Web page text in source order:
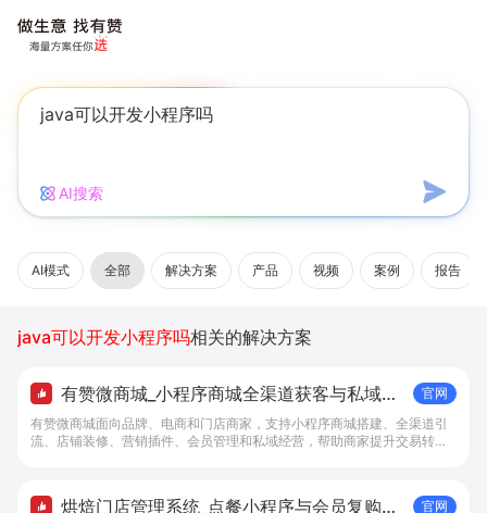
AI搜索
AI模式 全部 解决方案 产品 视频 案例 报告
java可以开发小程序吗相关的解决方案
有赞微商城_小程序商城全渠道获客与私域复
购工具 - 做生意, 找有赞
官网
有赞微商城面向品牌、电商和门店商家，支持小程序商城搭建、全渠道引
流、店铺装修、营销插件、会员管理和私域经营，帮助商家提升交易转化
烘焙门店管理系统_点餐小程序与会员复购工
官网